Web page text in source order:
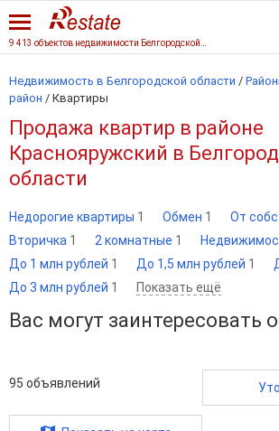
Недвижимость в Белгородской области /
район / Квартиры
Продажа квартир в районе
Краснояружский в
области
Недорогие квартиры 1 Обмен 1 От
Вторичка 1 2 комнатные 1
До 1 млн рублей 1 До 1,5 млн рублей 1
До 3 млн рублей 1 Показать ещё
Вас могут заинтересовать
95 объявлений